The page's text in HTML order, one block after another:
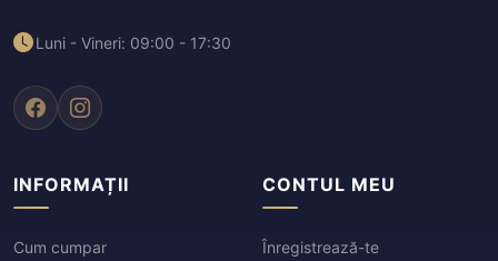
Luni - Vineri: 09:00 - 17:30
INFORMAȚII
Cum cumpar
CONTUL MEU
Înregistrează-te